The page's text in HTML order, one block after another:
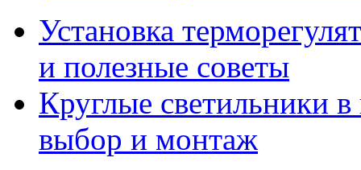
Установка
и полезные советы
Круглые светильники
выбор и монтаж